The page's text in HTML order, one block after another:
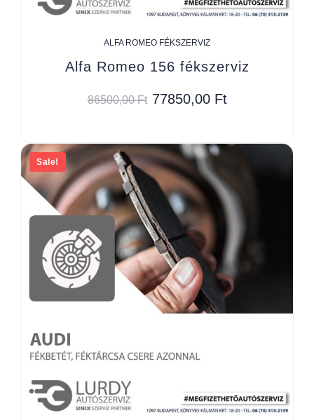
ALFA ROMEO FÉKSZERVIZ
Alfa Romeo 156 fékszerviz
86500,00Ft 77850,00 Ft
Sale!